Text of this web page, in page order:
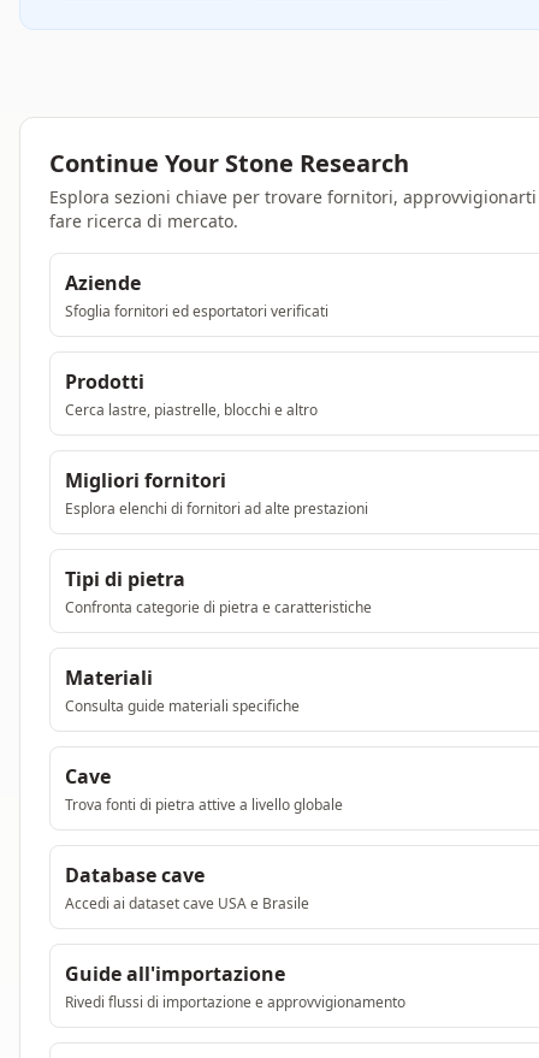
Continue Your Stone Research
Esplora sezioni chiave per trovare fornitori,
fare ricerca di mercato.
Aziende
Sfoglia fornitori ed esportatori verificati
Prodotti
Cerca lastre, piastrelle, blocchi e altro
Migliori fornitori
Esplora elenchi di fornitori ad alte prestazioni
Tipi di pietra
Confronta categorie di pietra e caratteristiche
Materiali
Consulta guide materiali specifiche
Cave
Trova fonti di pietra attive a livello globale
Database cave
Accedi ai dataset cave USA e Brasile
Guide all'importazione
Rivedi flussi di importazione e approvvigionamento